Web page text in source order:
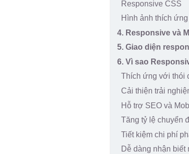
Responsive CSS
Hình ảnh thích ứng
4. Responsive và
5. Giao diện
6. Vì sao
Thích ứng với thói
Cải thiện trải
Hỗ trợ SEO và
Tăng tỷ lệ chuyển
Tiết kiệm chi phí
Dễ dàng nhận biết